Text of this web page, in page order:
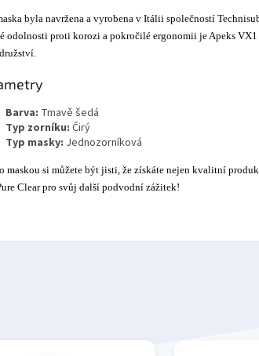
byla navržena a vyrobena v Itálii společností
odolnosti proti korozi a pokročilé ergonomii je Apeks
Barva: Tmavě šedá
Typ zorníku: Čirý
Typ masky: Jednozorníková
maskou si můžete být jisti, že získáte nejen kvalitní
Clear pro svůj další podvodní zážitek!